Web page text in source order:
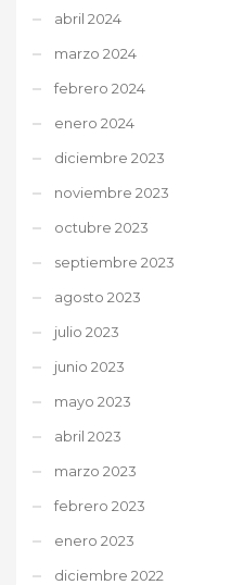
abril 2024
marzo 2024
febrero 2024
enero 2024
diciembre 2023
noviembre 2023
octubre 2023
septiembre 2023
agosto 2023
julio 2023
junio 2023
mayo 2023
abril 2023
marzo 2023
febrero 2023
enero 2023
diciembre 2022